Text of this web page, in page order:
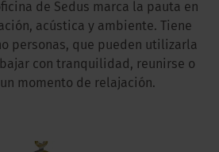
de Sedus marca la pauta en
acústica y ambiente. Tiene
personas, que pueden utilizarla
con tranquilidad, reunirse o
momento de relajación.